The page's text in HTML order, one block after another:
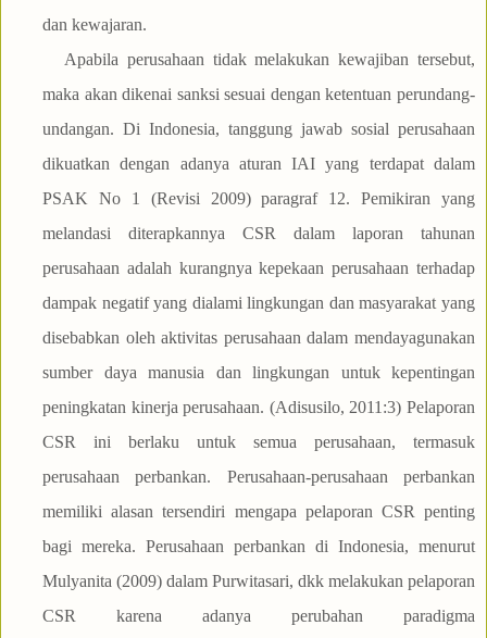
dan kewajaran.
Apabila perusahaan tidak melakukan kewajiban tersebut,
maka akan dikenai sanksi sesuai dengan ketentuan perundang-
undangan. Di Indonesia, tanggung jawab sosial perusahaan
dikuatkan dengan adanya aturan IAI yang terdapat dalam
PSAK No 1 (Revisi 2009) paragraf 12. Pemikiran yang
melandasi diterapkannya CSR dalam laporan tahunan
perusahaan adalah kurangnya kepekaan perusahaan terhadap
dampak negatif yang dialami lingkungan dan masyarakat yang
disebabkan oleh aktivitas perusahaan dalam mendayagunakan
sumber daya manusia dan lingkungan untuk kepentingan
peningkatan kinerja perusahaan. (Adisusilo, 2011:3) Pelaporan
CSR ini berlaku untuk semua perusahaan, termasuk
perusahaan perbankan. Perusahaan-perusahaan perbankan
memiliki alasan tersendiri mengapa pelaporan CSR penting
bagi mereka. Perusahaan perbankan di Indonesia, menurut
Mulyanita (2009) dalam Purwitasari, dkk melakukan pelaporan
CSR karena adanya perubahan paradigma